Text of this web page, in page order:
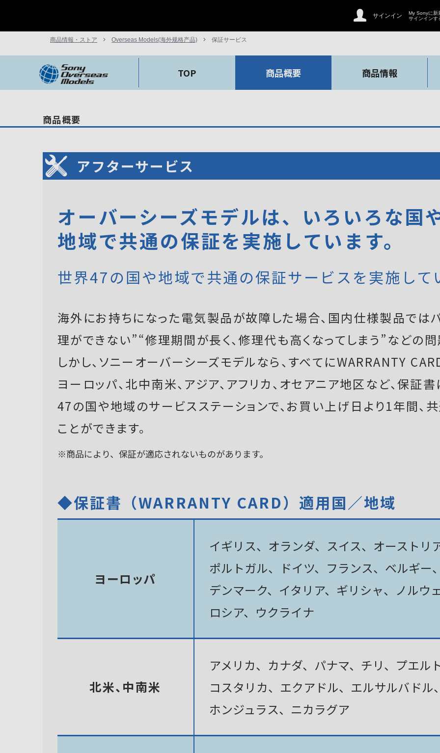
サインイン
My Sonyに新
サインインす
商品情報・ストア Overseas Models(海外规格产品) 保証サービス
TOP 商品概要 商品情報
商品概要
アフターサービス
オーバーシーズモデルは、いろいろな国
地域で共通の保証を実施しています。
世界47の国や地域で共通の保証サービスを実施して
海外にお持ちになった電気製品が故障した場合、国内仕様製品では
理ができない”“修理期間が長く、修理代も高くなってしまう”などの問
しかし、ソニーオーバーシーズモデルなら、すべてにWARRANTY
ヨーロッパ、北中南米、アジア、アフリカ、オセアニア地区など、保
47の国や地域のサービスステーションで、お買い上げ日より1年間、
ことができます。
※商品により、保証が適応されないものがあります。
◆保証書（WARRANTY CARD）適用国／地域
ヨーロッパ
イギリス、オランダ、スイス、オーストリ
ポルトガル、ドイツ、フランス、ベルギー
デンマーク、イタリア、ギリシャ、ノルウ
ロシア、ウクライナ
北米、中南米
アメリカ、カナダ、パナマ、チリ、プエル
コスタリカ、エクアドル、エルサルバドル
ホンジュラス、ニカラグア